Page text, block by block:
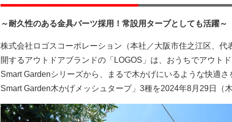
～耐久性のある金具パーツ採用！常設用タープとしても活躍～
株式会社ロゴスコーポレーション（本社／大阪市住之江区、代
開するアウトドアブランドの「LOGOS」は、おうちでアウト
Smart Gardenシリーズから、まるで木かげにいるような快適
Smart Garden木かげメッシュタープ」3種を2024年8月29日（